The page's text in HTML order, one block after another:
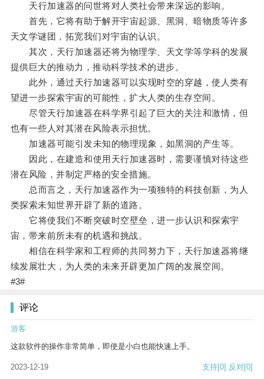
天行加速器的问世将对人类社会带来深远的影响。
首先，它将有助于解开宇宙起源、黑洞、暗物质等许多
天文学谜团，拓宽我们对宇宙的认识。
其次，天行加速器还将为物理学、天文学等学科的发展
提供巨大的推动力，推动科学技术的进步。
此外，通过天行加速器可以实现时空的穿越，使人类有
望进一步探索宇宙的可能性，扩大人类的生存空间。
尽管天行加速器在科学界引起了巨大的关注和激情，但
也有一些人对其潜在风险表示担忧。
加速器可能引发未知的物理现象，如黑洞的产生等。
因此，在建造和使用天行加速器时，需要谨慎对待这些
潜在风险，并制定严格的安全措施。
总而言之，天行加速器作为一项独特的科技创新，为人
类探索未知世界开辟了新的道路。
它将使我们不断突破时空壁垒，进一步认识和探索宇
宙，带来前所未有的机遇和挑战。
相信在科学家和工程师的共同努力下，天行加速器将继
续发展壮大，为人类的未来开辟更加广阔的发展空间。
#3#
评论
游客
这款软件的操作非常简单，即使是小白也能快速上手。
2023-12-19 支持[0] 反对[0]